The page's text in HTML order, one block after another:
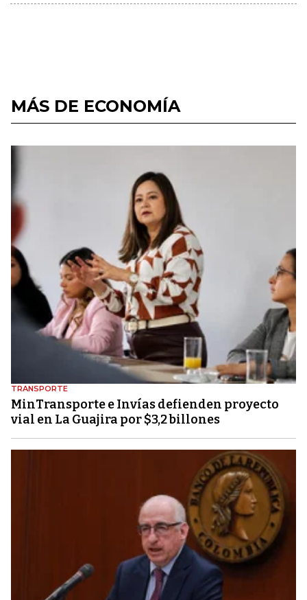
MÁS DE ECONOMÍA
TRANSPORTE
MinTransporte e Invías defienden proyecto
vial en La Guajira por $3,2 billones